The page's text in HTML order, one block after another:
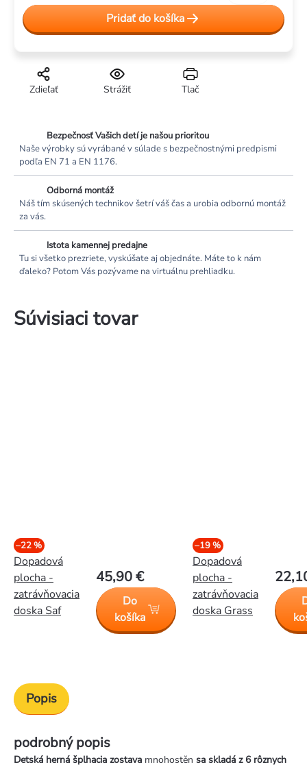
Tlač
Strážiť
Zdieľať
cena:Pridať do košíka
Bezpečnosť Vašich detí je našou prioritou
Naše výrobky sú vyrábané v súlade s bezpečnostnými predpismi
podľa EN 71 a EN 1176.
Odborná montáž
Náš tím skúsených technikov šetrí váš čas a urobia odbornú montáž
za vás.
Istota kamennej predajne
Tu si všetko prezriete, vyskúšate aj objednáte. Máte to k nám
ďaleko? Potom Vás pozývame na virtuálnu prehliadku.
Súvisiaci tovar
–22 %
Dopadová
plocha -
zatrávňovacia
doska Saf
45,90 €
Do
košíka
–19 %
Dopadová
plocha -
zatrávňovacia
doska Grass
Popis
podrobný popis
Detská herná šplhacia zostava mnohostěn sa skladá z 6 rôznych